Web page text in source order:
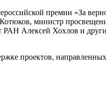
премии «За
, министр
РАН Алексей Хохлов и
ке проектов, направленны